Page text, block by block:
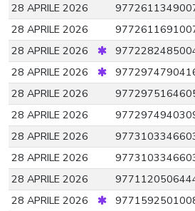
28 APRILE 2026
28 APRILE 2026
28 APRILE 2026
28 APRILE 2026
28 APRILE 2026
28 APRILE 2026
28 APRILE 2026
28 APRILE 2026
28 APRILE 2026
28 APRILE 2026